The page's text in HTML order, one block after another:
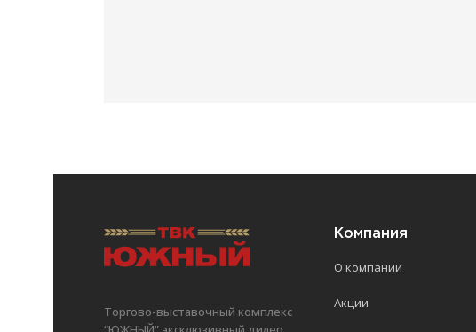
Торгово-выставочный комплекс
Компания
О компании
Акции